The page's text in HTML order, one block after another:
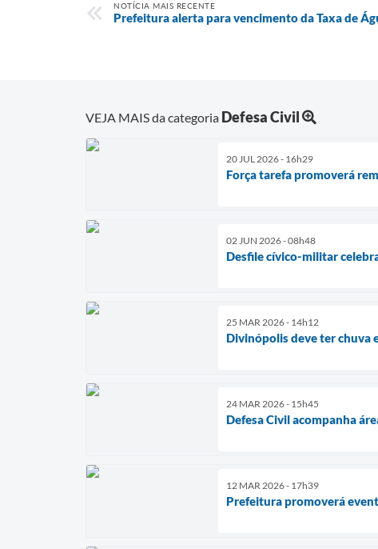
NOTÍCIA MAIS RECENTE
Prefeitura alerta para vencimento da Taxa de
VEJA MAIS da categoria Defesa Civil
20 JUL 2026 - 16h29
Força tarefa promoverá
02 JUN 2026 - 08h48
Desfile cívico-militar
25 MAR 2026 - 14h12
Divinópolis deve ter chuva
24 MAR 2026 - 15h45
Defesa Civil acompanha
12 MAR 2026 - 17h39
Prefeitura promoverá